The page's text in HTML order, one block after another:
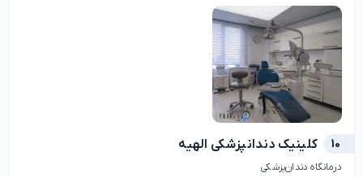
10 کلینیک دندانپزشکی الهیه
درمانگاه دندان‌پزشکی